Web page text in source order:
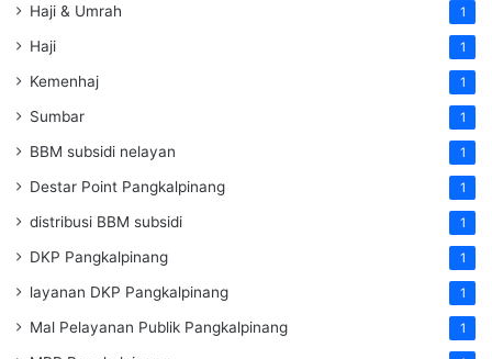
Haji & Umrah 1
Haji 1
Kemenhaj 1
Sumbar 1
BBM subsidi nelayan 1
Destar Point Pangkalpinang 1
distribusi BBM subsidi 1
DKP Pangkalpinang 1
layanan DKP Pangkalpinang 1
Mal Pelayanan Publik Pangkalpinang 1